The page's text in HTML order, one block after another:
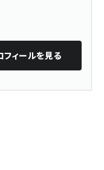
フィールを見る